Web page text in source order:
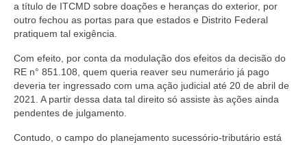
a título de ITCMD sobre doações e heranças do exterior, por
outro fechou as portas para que estados e Distrito Federal
pratiquem tal exigência.
Com efeito, por conta da modulação dos efeitos da decisão do
RE n° 851.108, quem queria reaver seu numerário já pago
deveria ter ingressado com uma ação judicial até 20 de abril de
2021. A partir dessa data tal direito só assiste às ações ainda
pendentes de julgamento.
Contudo, o campo do planejamento sucessório-tributário está